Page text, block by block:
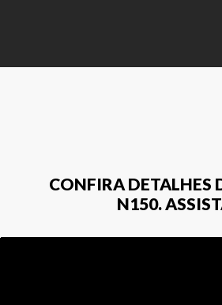
CONFIRA DETALHES
N150.